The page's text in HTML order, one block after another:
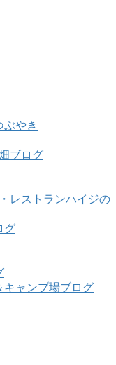
ぶやき
ブログ
レストランハイジの
グ
キャンプ場ブログ